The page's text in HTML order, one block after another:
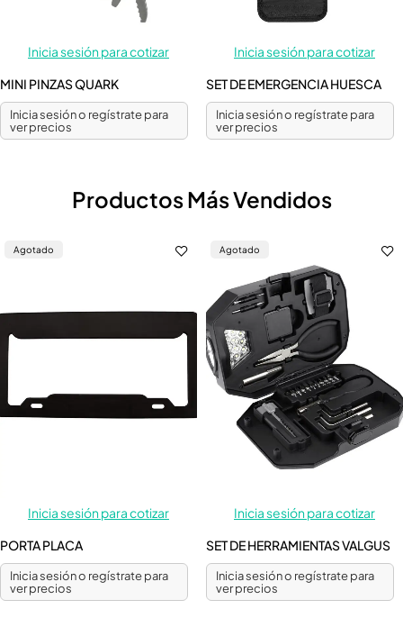
Inicia sesión para cotizar
MINI PINZAS QUARK
Inicia sesión o regístrate para
ver precios
Inicia sesión para cotizar
SET DE EMERGENCIA HUESCA
Inicia sesión o regístrate para
ver precios
Productos Más Vendidos
Agotado
Inicia sesión para cotizar
PORTA PLACA
Inicia sesión o regístrate para
ver precios
Agotado
Inicia sesión para cotizar
SET DE HERRAMIENTAS VALGUS
Inicia sesión o regístrate para
ver precios